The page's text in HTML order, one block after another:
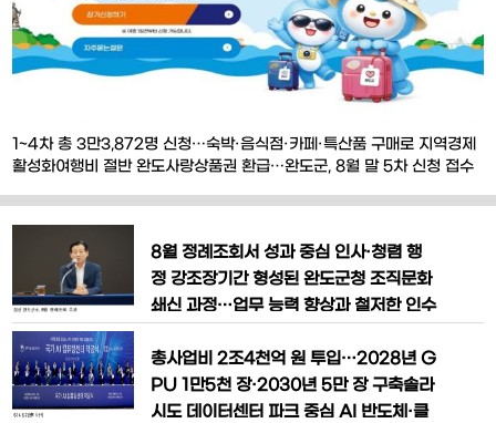
1~4차 총 3만3,872명 신청…숙박·음식점·카페·특산품 구매로 지역경제
활성화여행비 절반 완도사랑상품권 환급…완도군, 8월 말 5차 신청 접수
여행’이 관광객들의 높은 관심 속에 4차 신청을 이틀 만에 조기 마감했다.
점·카페 이용, 특산품 구매8월 정례조회서 성과 중심 인사·청렴 행
정 강조장기간 형성된 완도군청 조직문화
쇄신 과정…업무 능력 향상과 철저한 인수
군수가 공직사회의 신뢰 회복을 위해 개인
적 친분이나 특정 세력의 목소리에 흔들리
지 않는 공정한 인사 원칙과 엄정한 신상
총사업비 2조4천억 원 투입…2028년 G
PU 1만5천 장·2030년 5만 장 구축솔라
시도 데이터센터 파크 중심 AI 반도체·클